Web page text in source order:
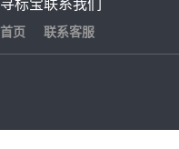
寻标宝
首页
联系我们
联系客服